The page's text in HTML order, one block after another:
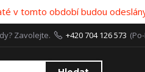
v tomto období budou
Zavolejte. +420 704 126 573